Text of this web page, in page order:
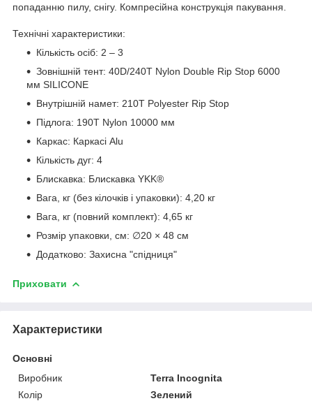
попаданню пилу, снігу. Компресійна конструкція пакування.
Технічні характеристики:
Кількість осіб: 2 – 3
Зовнішній тент: 40D/240Т Nylon Double Rip Stop 6000
мм SILICONE
Внутрішній намет: 210T Polyester Rip Stop
Підлога: 190T Nylon 10000 мм
Каркас: Каркасі Alu
Кількість дуг: 4
Блискавка: Блискавка YKK®
Вага, кг (без кілочків і упаковки): 4,20 кг
Вага, кг (повний комплект): 4,65 кг
Розмір упаковки, см: ∅20 × 48 см
Додатково: Захисна "спідниця"
Приховати
Характеристики
Основні
Виробник
Terra Incognita
Колір
Зелений